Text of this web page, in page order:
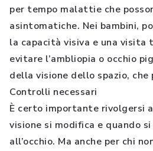
per tempo malattie che
asintomatiche. Nei bambini,
la capacità visiva e una visita
evitare l’ambliopia o occhio
della visione dello spazio, che
Controlli necessari
È certo importante rivolgersi
visione si modifica e quando
all’occhio. Ma anche per chi